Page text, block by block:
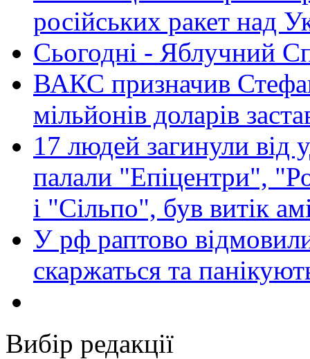
російських ракет над
Сьогодні - Яблучний
ВАКС призначив
мільйонів доларів
17 людей загинули від
палали "Епіцентри",
і "Сільпо", був витік
У рф раптово
скаржаться та
Вибір редакції